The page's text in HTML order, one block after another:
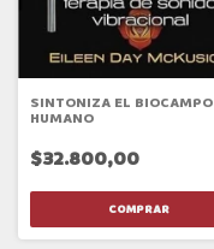
SINTONIZA EL BIOCAMPO
HUMANO
$32.800,00